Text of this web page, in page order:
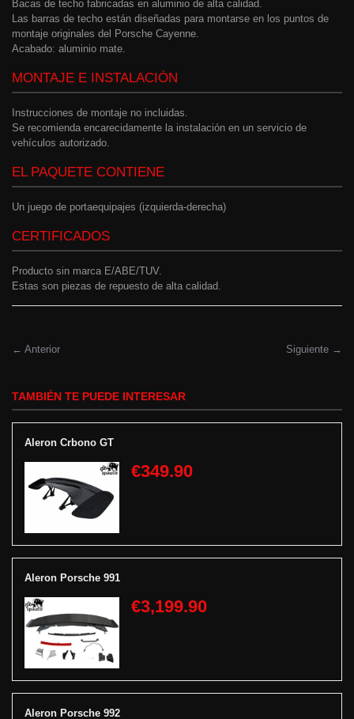
Bacas de techo fabricadas en aluminio de alta calidad.
Las barras de techo están diseñadas para montarse en los puntos de
montaje originales del Porsche Cayenne.
Acabado: aluminio mate.
MONTAJE E INSTALACIÓN
Instrucciones de montaje no incluidas.
Se recomienda encarecidamente la instalación en un servicio de
vehículos autorizado.
EL PAQUETE CONTIENE
Un juego de portaequipajes (izquierda-derecha)
CERTIFICADOS
Producto sin marca E/ABE/TUV.
Estas son piezas de repuesto de alta calidad.
← Anterior Siguiente →
TAMBIÉN TE PUEDE INTERESAR
Aleron Crbono GT
€349.90
Aleron Porsche 991
€3,199.90
Aleron Porsche 992